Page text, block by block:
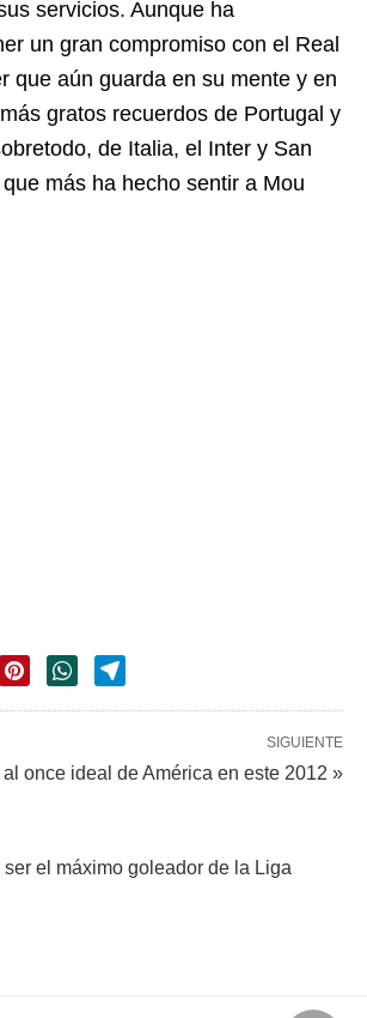
servicios. Aunque ha
un gran compromiso con el Real
que aún guarda en su mente y en
gratos recuerdos de Portugal y
de Italia, el Inter y San
más ha hecho sentir a Mou
SIGUIENTE
once ideal de América en este 2012 »
el máximo goleador de la Liga